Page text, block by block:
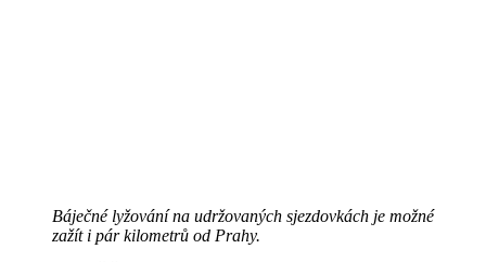
Báječné lyžování na udržovaných sjezdovkách je možné
zažít i pár kilometrů od Prahy.